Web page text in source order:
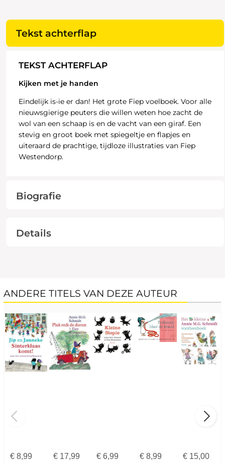
Tekst achterflap
TEKST ACHTERFLAP
Kijken met je handen
Eindelijk is-ie er dan! Het grote Fiep voelboek. Voor alle
nieuwsgierige peuters die willen weten hoe zacht de
wol van een schaap is en de vacht van een giraf. Een
stevig en groot boek met spiegeltje en flapjes en
uiteraard de prachtige, tijdloze illustraties van Fiep
Westendorp.
Biografie
Details
ANDERE TITELS VAN DEZE AUTEUR
€8,99 €17,99 € 6,99 € 8,99 € 15,00